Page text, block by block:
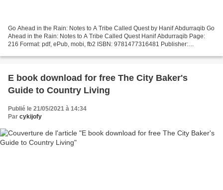
Go Ahead in the Rain: Notes to A Tribe Called Quest by Hanif Abdurraqib Go
Ahead in the Rain: Notes to A Tribe Called Quest Hanif Abdurraqib Page:
216 Format: pdf, ePub, mobi, fb2 ISBN: 9781477316481 Publisher:
E book download for free The City Baker's
Guide to Country Living
Publié le 21/05/2021 à 14:34
Par cykijofy